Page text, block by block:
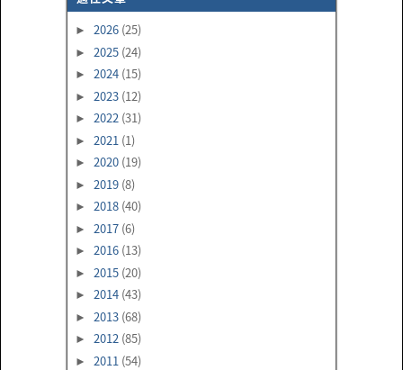
► 2026 (25)
► 2025 (24)
► 2024 (15)
► 2023 (12)
► 2022 (31)
► 2021 (1)
► 2020 (19)
► 2019 (8)
► 2018 (40)
► 2017 (6)
► 2016 (13)
► 2015 (20)
► 2014 (43)
► 2013 (68)
► 2012 (85)
► 2011 (54)